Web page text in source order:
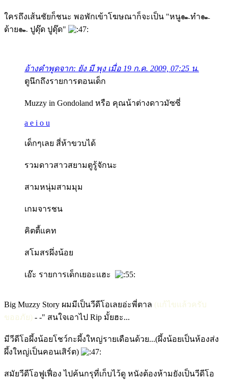
ใครถึงเส้นชัยก็ชนะ พอพักเข้าโฆษณาก็จะเป็น "หนู๛ทำ๛
ด้าย๛ ปูดุ๊ด ปูดุ๊ด"
อ้างคำพูดจาก: ยัง มี พุง เมื่อ 19 ก.ค. 2009, 07:25 น.
ตูนึกถึงรายการตอนเด็ก
Muzzy in Gondoland หรือ คุณน้าต่างดาวมัซซี่
a e i o u
เด็กๆเลย สี่ห้าขวบได้
รวมดาวสาวสยามตูรู้จักนะ
สามหนุ่มสามมุม
เกมจารชน
คิตตี้แคท
สโมสรผึ่งน้อย
เอ๊ะ รายการเด็กเยอะแฮะ
Big Muzzy Story ผมมีเป็นวีดีโอเลยอ่ะพี่ตาล (แก้ไขแล้วครับ
ขออภัย) - -" สนใจเอาไป Rip มั้ยฮะ...
มีวีดีโอผึ้งน้อยโชว์กะผึ้งใหญ่รายเดือนด้วย...(ผึ้งน้อยเป็นห้องส่ง
ผึ้งใหญ่เป็นคอนเสิร์ต)
สมัยวีดีโอฟูเฟื่อง ไปค้นกรุที่เก็บไว้ดู หนังต้องห้ามยังเป็นวีดีโอ